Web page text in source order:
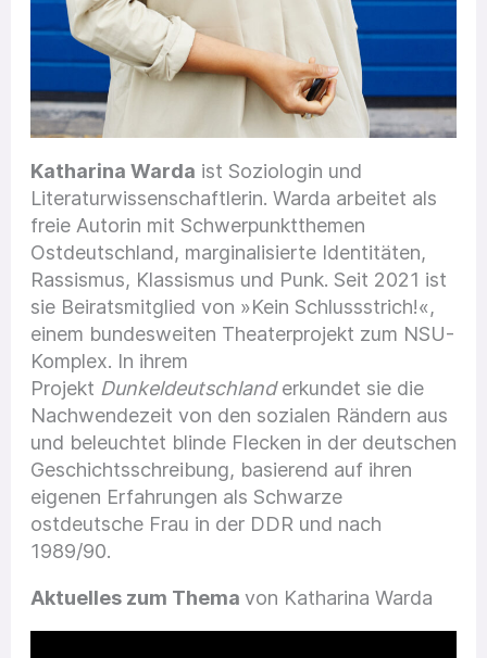
Katharina Warda ist Soziologin und
Literaturwissenschaftlerin. Warda arbeitet als
freie Autorin mit Schwerpunktthemen
Ostdeutschland, marginalisierte Identitäten,
Rassismus, Klassismus und Punk. Seit 2021 ist
sie Beiratsmitglied von »Kein Schlussstrich!«,
einem bundesweiten Theaterprojekt zum NSU-
Komplex. In ihrem
Projekt Dunkeldeutschlanderkundet sie die
Nachwendezeit von den sozialen Rändern aus
und beleuchtet blinde Flecken in der deutschen
Geschichtsschreibung, basierend auf ihren
eigenen Erfahrungen als Schwarze
ostdeutsche Frau in der DDR und nach
1989/90.
Aktuelles zum Thema von Katharina Warda